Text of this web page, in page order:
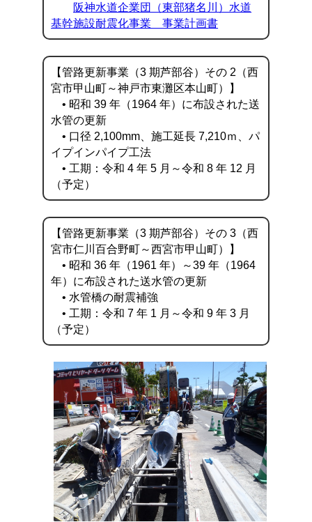
阪神水道企業団（東部猪名川）水道
基幹施設耐震化事業 事業計画書
【管路更新事業（3 期芦部谷）その 2（西
宮市甲山町～神戸市東灘区本山町）】
• 昭和 39 年（1964 年）に布設された送
水管の更新
• 口径 2,100mm、施工延長 7,210ｍ、パ
イプインパイプ工法
• 工期：令和 4 年 5 月～令和 8 年 12 月
（予定）
【管路更新事業（3 期芦部谷）その 3（西
宮市仁川百合野町～西宮市甲山町）】
• 昭和 36 年（1961 年）～39 年（1964
年）に布設された送水管の更新
• 水管橋の耐震補強
• 工期：令和 7 年 1 月～令和 9 年 3 月
（予定）